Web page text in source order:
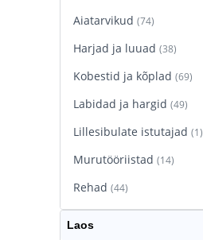
Aiatarvikud (74)
Harjad ja luuad (38)
Kobestid ja kõplad (69)
Labidad ja hargid (49)
Lillesibulate istutajad (1)
Murutööriistad (14)
Rehad (44)
Umbrohujuurijad
Laos